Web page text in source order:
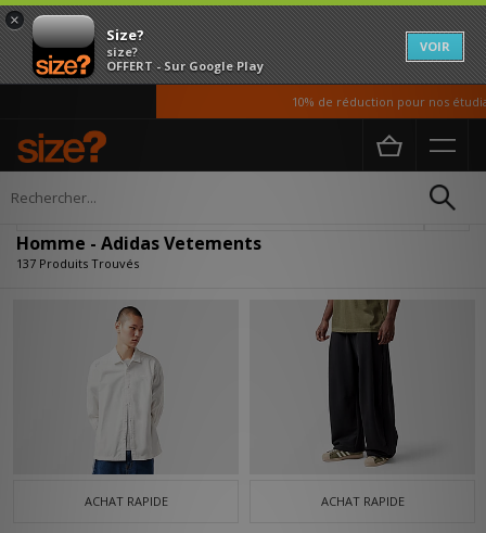
×
Size?
size?
OFFERT - Sur Google Play
VOIR
10% de réduction pour nos étudiants
Accueil Homme
Homme - Adidas Vetements
137 Produits Trouvés
ACHAT RAPIDE ACHAT RAPIDE